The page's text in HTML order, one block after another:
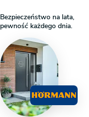
Bezpieczeństwo na lata,
pewność każdego dnia.